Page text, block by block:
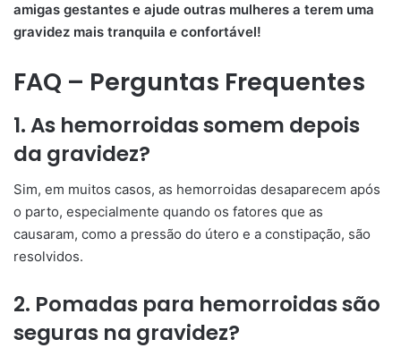
amigas gestantes e ajude outras mulheres a terem uma
gravidez mais tranquila e confortável!
FAQ – Perguntas Frequentes
1. As hemorroidas somem depois
da gravidez?
Sim, em muitos casos, as hemorroidas desaparecem após
o parto, especialmente quando os fatores que as
causaram, como a pressão do útero e a constipação, são
resolvidos.
2. Pomadas para hemorroidas são
seguras na gravidez?